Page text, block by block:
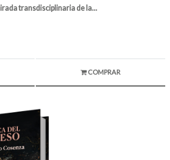
transdisciplinaria de la...
COMPRAR